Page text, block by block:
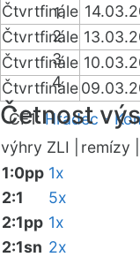
ČF1: Hradec -
Čtvrtfinále
Čtvrtfinále
Čtvrtfinále
Čtvrtfinále
Četnost
výhry ZLI | remízy |
1:0pp 1x
2:1
5x
2:1pp 1x
2:1sn 2x